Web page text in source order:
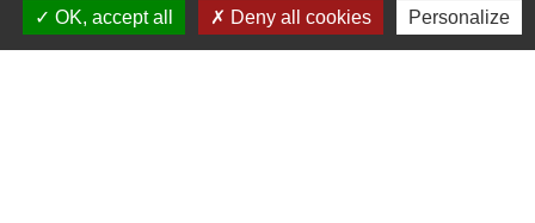
Contacts
OK, accept all
Deny all cookies Personalize